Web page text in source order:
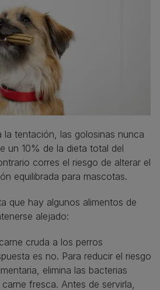
la tentación, las golosinas nunca
un 10% de la dieta total del
corres el riesgo de alterar el
equilibrada para mascotas.
que hay algunos alimentos de
alejado:
cruda a los perros
es no. Para reducir el riesgo
elimina las bacterias
fresca. Antes de servirla,